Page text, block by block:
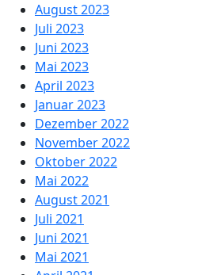
August 2023
Juli 2023
Juni 2023
Mai 2023
April 2023
Januar 2023
Dezember 2022
November 2022
Oktober 2022
Mai 2022
August 2021
Juli 2021
Juni 2021
Mai 2021